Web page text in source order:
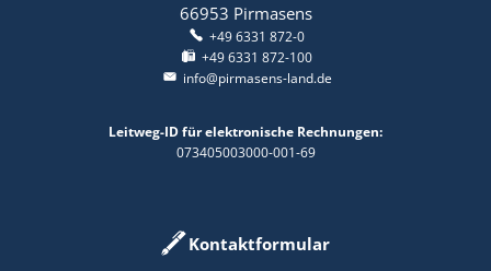
66953 Pirmasens
+49 6331 872-0
+49 6331 872-100
info@pirmasens-land.de
Leitweg-ID für elektronische Rechnungen:
073405003000-001-69
Kontaktformular